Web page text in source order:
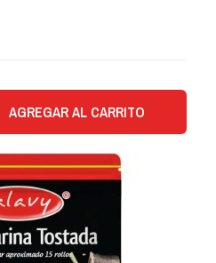
AGREGAR AL CARRITO